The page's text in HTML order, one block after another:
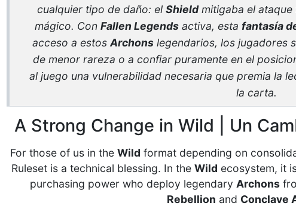
cualquier tipo de daño: el Shieldmitigaba el ataque
mágico. Con Fallen Legends activa, esta fantasía
acceso a estos Archonslegendarios, los jugadores
de menor rareza o a confiar puramente en el
al juego una vulnerabilidad necesaria que premia la
la carta.
A Strong Change in Wild | Un
For those of us in the Wild format depending on
Ruleset is a technical blessing. In the Wild ecosystem, it
purchasing power who deploy legendary Archons
Rebellion and Conclave